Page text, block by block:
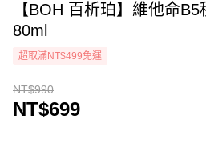
【BOH 百析珀】維他命
80ml
超取滿NT$499免運
NT$990
NT$699